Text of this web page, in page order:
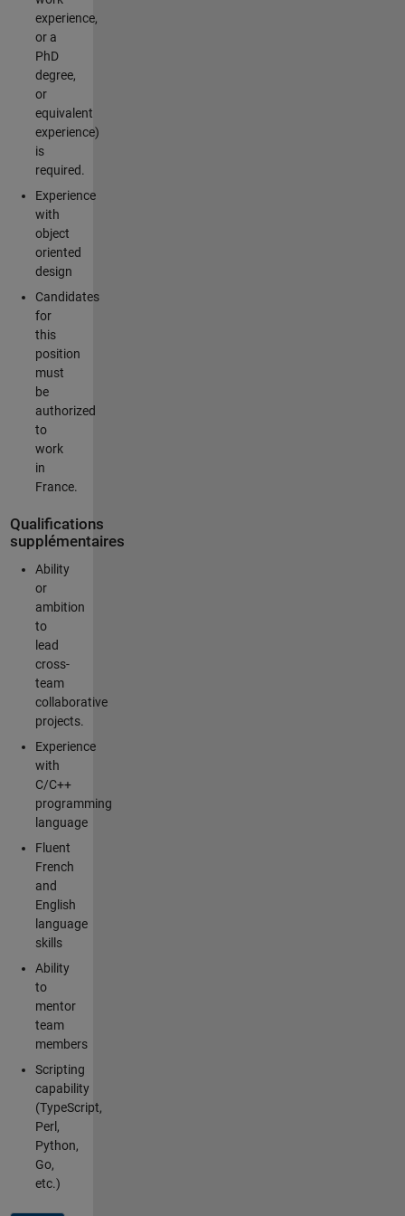
experience,
or a
PhD
degree,
or
equivalent
experience)
is
required.
Experience
with
object
oriented
design
Candidates
for
this
position
must
be
authorized
to
work
in
France.
Qualifications
supplémentaires
Ability
or
ambition
to
lead
cross-
team
collaborative
projects.
Experience
with
C/C++
programming
language
Fluent
French
and
English
language
skills
Ability
to
mentor
team
members
Scripting
capability
(TypeScript,
Perl,
Python,
Go,
etc.)